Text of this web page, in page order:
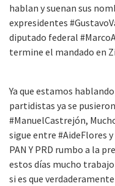
hablan y suenan sus
expresidentes
diputado federal
termine el mandado en
Ya que estamos
partidistas ya se
#ManuelCastrejón,
sigue entre #AideFlores
PAN Y PRD rumbo a la
estos días mucho
si es que